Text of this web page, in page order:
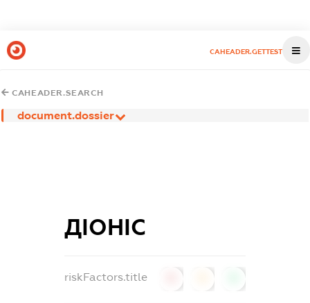
CAHEADER.GETTEST
CAHEADER.SEARCH
document.dossier
ДІОНІС
riskFactors.title